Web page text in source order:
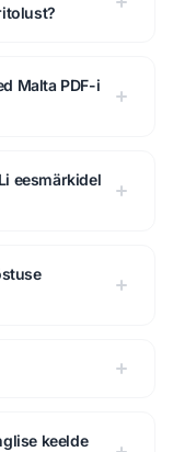
Malta PDF-i
eesmärkidel
keelde